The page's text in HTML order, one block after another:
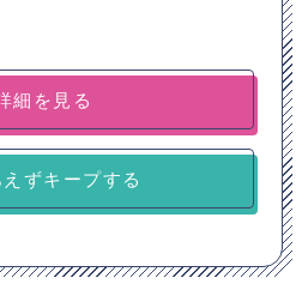
細を見る
ずキープする